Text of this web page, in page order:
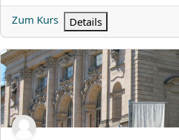
Zum Kurs
Details
ZFS Übungsmoodle